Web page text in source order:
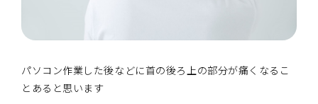
パソコン作業した後などに首の後ろ上の部分が痛くなるこ
とあると思います